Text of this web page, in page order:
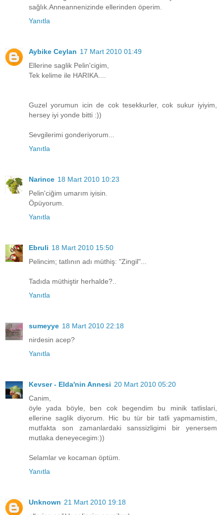
sağlık.Anneannenizinde ellerinden öperim.
Yanıtla
Aybike Ceylan 17 Mart 2010 01:49
Ellerine saglik Pelin'cigim,
Tek kelime ile HARIKA....
Guzel yorumun icin de cok tesekkurler, cok sukur iyiyim,
hersey iyi yonde bitti :))
Sevgilerimi gonderiyorum...
Yanıtla
Narince 18 Mart 2010 10:23
Pelin'ciğim umarım iyisin.
Öpüyorum.
Yanıtla
Ebruli 18 Mart 2010 15:50
Pelincim; tatlının adı müthiş: "Zingil"...
Tadıda müthiştir herhalde?..
Yanıtla
sumeyye 18 Mart 2010 22:18
nirdesin acep?
Yanıtla
Kevser - Elda'nin Annesi 20 Mart 2010 05:20
Canim,
öyle yada böyle, ben cok begendim bu minik tatlislari,
ellerine saglik diyorum. Hic bu tür bir tatli yapmamistim,
mutfakta son zamanlardaki sanssizligimi bir yenersem
mutlaka deneyecegim:))
Selamlar ve kocaman öptüm.
Yanıtla
Unknown 21 Mart 2010 19:18